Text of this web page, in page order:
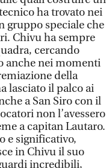
ha trovato nei
gruppo speciale che
Chivu ha sempre
cercando
anche nei momenti
della
lasciato il palco ai
a San Siro con il
non l’avessero
a capitan Lautaro.
e significativo,
in Chivu il suo
incredibili,